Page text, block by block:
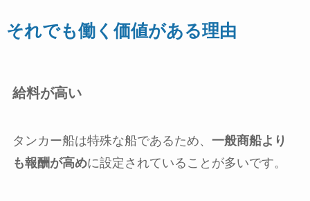
それでも働く価値がある理由
給料が高い
タンカー船は特殊な船であるため、 一般商船より
も報酬が高めに設定されていることが多いです。